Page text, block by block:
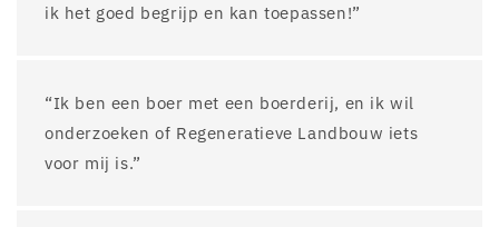
ik het goed begrijp en kan toepassen!”
“Ik ben een boer met een boerderij, en ik wil
onderzoeken of Regeneratieve Landbouw iets
voor mij is.”